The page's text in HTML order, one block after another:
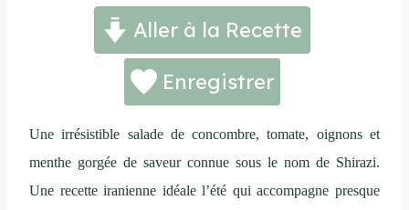
Aller à la Recette
Enregistrer
Une irrésistible salade de concombre, tomate, oignons et
menthe gorgée de saveur connue sous le nom de Shirazi.
Une recette iranienne idéale l’été qui accompagne presque